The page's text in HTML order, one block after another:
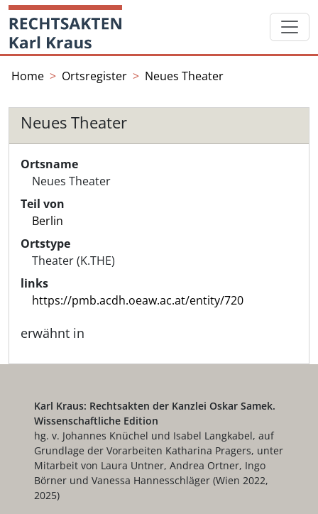
Skip
content
Startseite
Home Ortsregister Neues Theater
Neues Theater
Ortsname
Neues Theater
Teil von
Berlin
Ortstype
Theater (K.THE)
links
https://pmb.acdh.oeaw.ac.at/entity/720
erwähnt in
Karl Kraus: Rechtsakten der Kanzlei Oskar Samek.
Wissenschaftliche Edition
hg. v. Johannes Knüchel und Isabel Langkabel, auf
Grundlage der Vorarbeiten Katharina Pragers, unter
Mitarbeit von Laura Untner, Andrea Ortner, Ingo
Börner und Vanessa Hannesschläger (Wien 2022,
2025)